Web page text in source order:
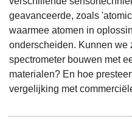
geavanceerde, zoals
waarmee atomen in
onderscheiden. Kunnen we
spectrometer bouwen met
materialen? En hoe
vergelijking met